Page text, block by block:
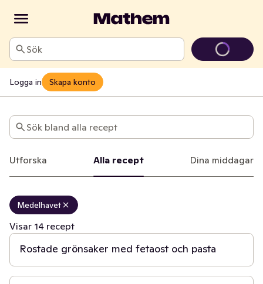
Sök
Logga in Skapa konto
Recept
Sök bland alla recept
Utforska Alla recept Dina middagar
Medelhavet
Visar 14 recept
30 min
Rostade grönsaker med fetaost och pasta
50 min